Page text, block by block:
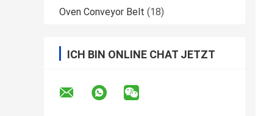
Oven Conveyor Belt (18)
ICH BIN ONLINE CHAT JETZT